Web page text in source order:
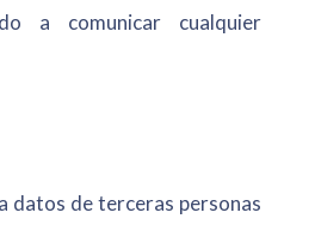
a comunicar cualquier
datos de terceras personas